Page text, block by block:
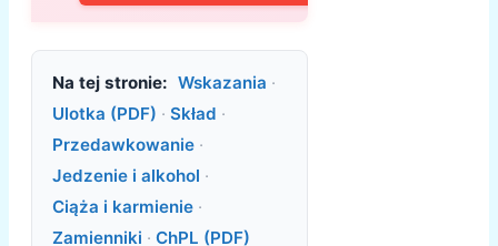
Na tej stronie: Wskazania ·
Ulotka (PDF) · Skład ·
Przedawkowanie ·
Jedzenie i alkohol ·
Ciąża i karmienie ·
Zamienniki · ChPL (PDF)